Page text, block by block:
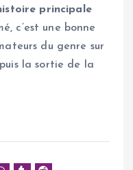
principale
c’est une bonne
du genre sur
la sortie de la